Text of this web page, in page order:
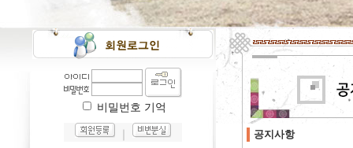
비밀번호 기억
공지사항